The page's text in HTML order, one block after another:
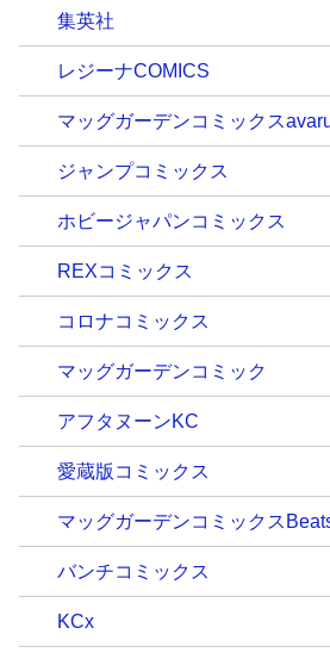
集英社
レジーナCOMICS
マッグガーデンコミックス
ジャンプコミックス
ホビージャパンコミックス
REXコミックス
コロナコミックス
マッグガーデンコミック
アフタヌーンKC
愛蔵版コミックス
マッグガーデンコミックス
バンチコミックス
KCx